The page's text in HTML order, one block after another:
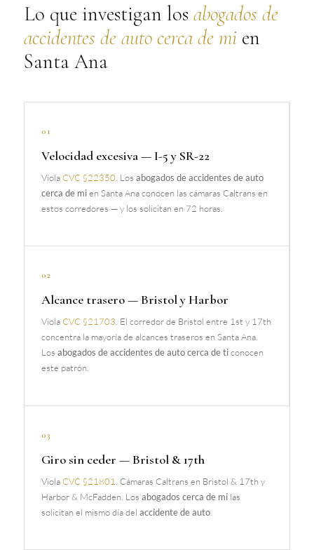
Lo que investigan los abogados de
accidentes de auto cerca de mi en
Santa Ana
01
Velocidad excesiva — I-5 y SR-22
ViolaCVC §22350 . Los abogados de accidentes de auto
cerca de mien Santa Ana conocen las cámaras Caltrans en
estos corredores — y los solicitan en 72 horas.
02
Alcance trasero — Bristol y Harbor
ViolaCVC §21703. El corredor de Bristol entre 1st y 17th
concentra la mayoría de alcances traseros en Santa Ana.
Los abogados de accidentes de auto cerca de ticonocen
este patrón.
03
Giro sin ceder — Bristol & 17th
ViolaCVC §21801 . Cámaras Caltrans en Bristol & 17th y
Harbor & McFadden. Los abogados cerca de mi las
solicitan el mismo día del accidente de auto